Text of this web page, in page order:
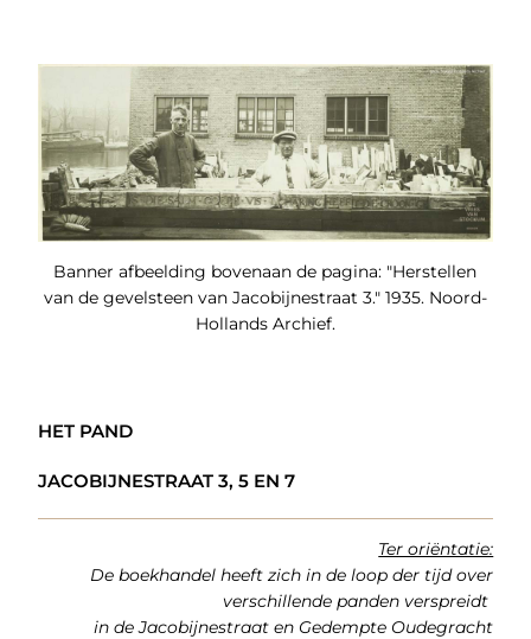
Banner afbeelding bovenaan de pagina: "Herstellen
van de gevelsteen van Jacobijnestraat 3." 1935. Noord-
Hollands Archief.
HET PAND
JACOBIJNESTRAAT 3, 5 EN 7
Ter oriëntatie:
De boekhandel heeft zich in de loop der tijd over
verschillende panden verspreidt
in de Jacobijnestraat en Gedempte Oudegracht